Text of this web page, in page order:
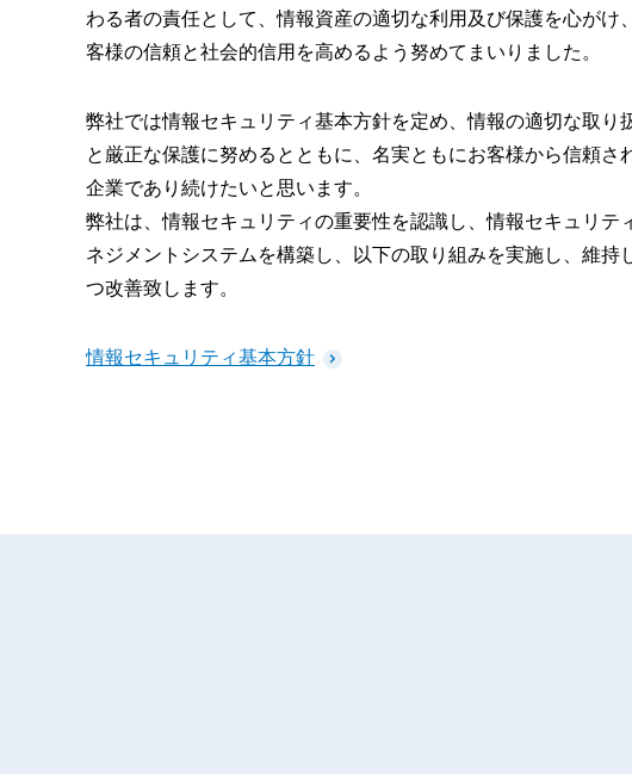
わる者の責任として、情報資産の適切な利用及び保護を心がけ
客様の信頼と社会的信用を高めるよう努めてまいりました。
弊社では情報セキュリティ基本方針を定め、情報の適切な取り
と厳正な保護に努めるとともに、名実ともにお客様から信頼さ
企業であり続けたいと思います。
弊社は、情報セキュリティの重要性を認識し、情報セキュリテ
ネジメントシステムを構築し、以下の取り組みを実施し、維持
つ改善致します。
情報セキュリティ基本方針